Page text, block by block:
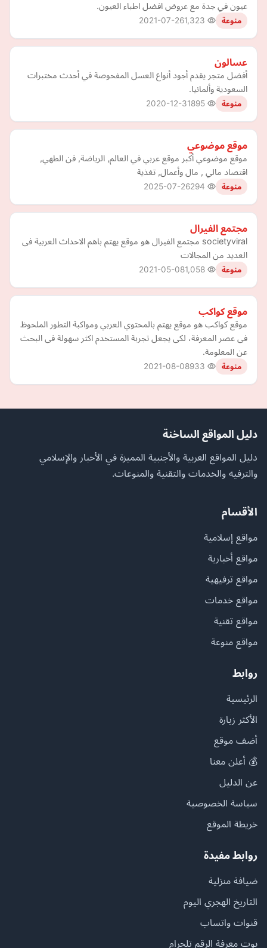
عيون في جدة مع عروض افضل اطباء العيون.
منوعة 2021-07-26
عسالون
أفضل متجر يقدم أجود أنواع العسل المفحوصة في أحدث مختبرات
السعودية وألمانيا.
منوعة 2020-12-31
موقع موضوعي
موقع موضوعي أكبر موقع عربي في العالم, الرياضة, فن الطهي,
اقتصاد مالي , مال وأعمال, تغذية
منوعة 2025-07-26
مجتمع الفيرال
societyviral مجتمع الفيرال هو موقع يهتم باهم الاحداث العربية فى
العديد من المجالات
منوعة 2021-05-08
موقع كواكب
موقع كواكب هو موقع يهتم بالمحتوي العربي ومواكبة التطور الملحوظ
فى عصر المعرفة، لكى يجعل تجربة المستخدم اكثر سهولة فى البحث
عن المعلومة.
منوعة 2021-08-08
دليل المواقع الساخنة
دليل المواقع العربية والأجنبية المميزة في الأخبار والإسلامي
والترفيه والخدمات والتقنية والمنوعات.
الأقسام
مواقع إسلامية
مواقع أخبارية
مواقع ترفيهية
مواقع خدمات
مواقع تقنية
مواقع منوعة
روابط
الرئيسية
الأكثر زيارة
أضف موقع
💰 أعلن معنا
عن الدليل
سياسة الخصوصية
خريطة الموقع
روابط مفيدة
ضيافة منزلية
التاريخ الهجري اليوم
قنوات واتساب
بوت معرفة الرقم تلجرام